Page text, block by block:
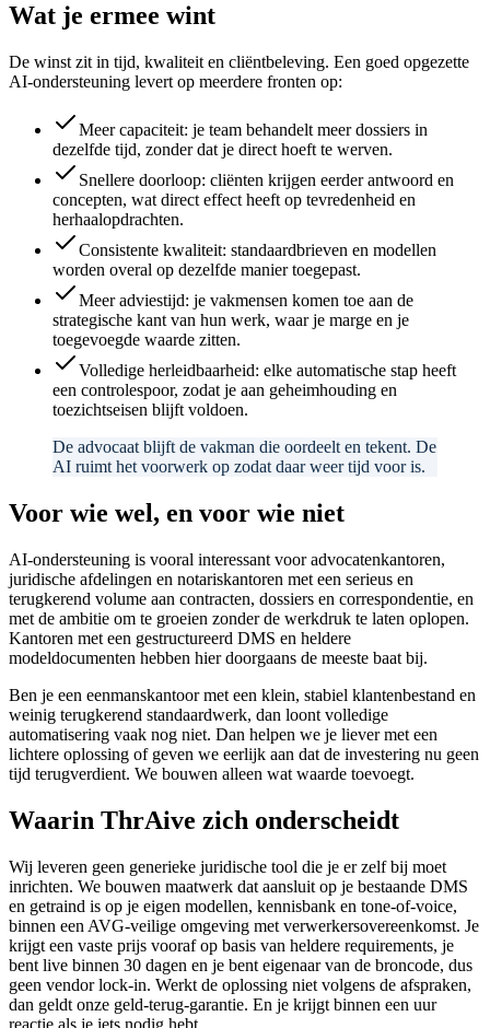
Wat je ermee wint
De winst zit in tijd, kwaliteit en cliëntbeleving. Een goed opgezette
AI-ondersteuning levert op meerdere fronten op:
Meer capaciteit: je team behandelt meer dossiers in
dezelfde tijd, zonder dat je direct hoeft te werven.
Snellere doorloop: cliënten krijgen eerder antwoord en
concepten, wat direct effect heeft op tevredenheid en
herhaalopdrachten.
Consistente kwaliteit: standaardbrieven en modellen
worden overal op dezelfde manier toegepast.
Meer adviestijd: je vakmensen komen toe aan de
strategische kant van hun werk, waar je marge en je
toegevoegde waarde zitten.
Volledige herleidbaarheid: elke automatische stap heeft
een controlespoor, zodat je aan geheimhouding en
toezichtseisen blijft voldoen.
De advocaat blijft de vakman die oordeelt en tekent. De
AI ruimt het voorwerk op zodat daar weer tijd voor is.
Voor wie wel, en voor wie niet
AI-ondersteuning is vooral interessant voor advocatenkantoren,
juridische afdelingen en notariskantoren met een serieus en
terugkerend volume aan contracten, dossiers en correspondentie, en
met de ambitie om te groeien zonder de werkdruk te laten oplopen.
Kantoren met een gestructureerd DMS en heldere
modeldocumenten hebben hier doorgaans de meeste baat bij.
Ben je een eenmanskantoor met een klein, stabiel klantenbestand en
weinig terugkerend standaardwerk, dan loont volledige
automatisering vaak nog niet. Dan helpen we je liever met een
lichtere oplossing of geven we eerlijk aan dat de investering nu geen
tijd terugverdient. We bouwen alleen wat waarde toevoegt.
Waarin ThrAive zich onderscheidt
Wij leveren geen generieke juridische tool die je er zelf bij moet
inrichten. We bouwen maatwerk dat aansluit op je bestaande DMS
en getraind is op je eigen modellen, kennisbank en tone-of-voice,
binnen een AVG-veilige omgeving met verwerkersovereenkomst. Je
krijgt een vaste prijs vooraf op basis van heldere requirements, je
bent live binnen 30 dagen en je bent eigenaar van de broncode, dus
geen vendor lock-in. Werkt de oplossing niet volgens de afspraken,
dan geldt onze geld-terug-garantie. En je krijgt binnen een uur
reactie als je iets nodig hebt.